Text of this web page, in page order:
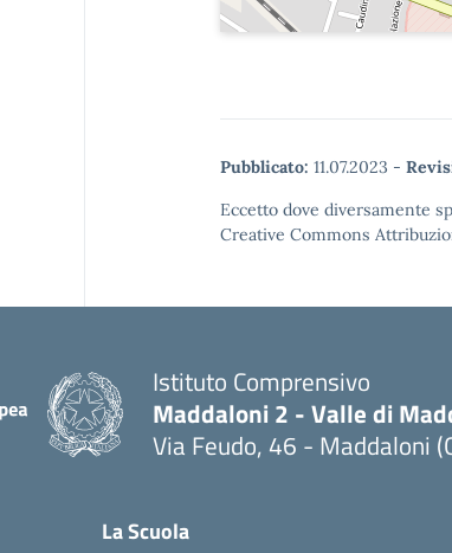
Pubblicato: 11.07.2023 -
Eccetto dove diversamente
Creative Commons
Istituto Comprensivo
Maddaloni 2 - Valle di
Via Feudo, 46 - Maddaloni
La Scuola